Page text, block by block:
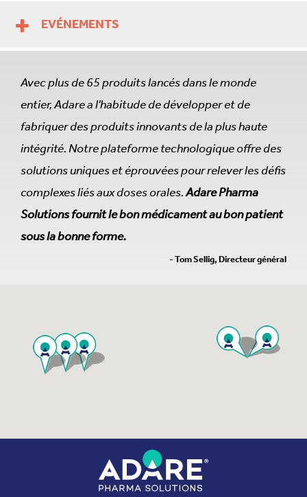
EVÉNEMENTS
Avec plus de 65 produits lancés dans le monde
entier, Adare a l'habitude de développer et de
fabriquer des produits innovants de la plus haute
intégrité. Notre plateforme technologique offre des
solutions uniques et éprouvées pour relever les défis
complexes liés aux doses orales.Adare Pharma
Solutions fournit le bon médicament au bon patient
sous la bonne forme.
- Tom Sellig, Directeur général